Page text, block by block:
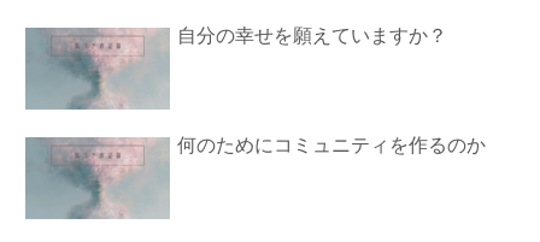
自分の幸せを願えていますか？
何のためにコミュニティを作るのか